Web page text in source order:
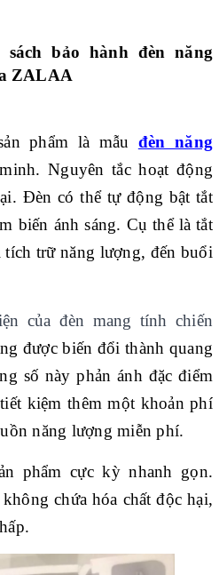
bảo hành đèn năng
ZALAA
phẩm là mẫu đèn năng
Nguyên tắc hoạt động
Đèn có thể tự động bật tắt
biến ánh sáng. Cụ thể là tắt
trữ năng lượng, đến buổi
của đèn mang tính chiến
được biến đổi thành quang
số này phản ánh đặc điểm
kiệm thêm một khoản phí
năng lượng miễn phí.
phẩm cực kỳ nhanh gọn.
chứa hóa chất độc hại,